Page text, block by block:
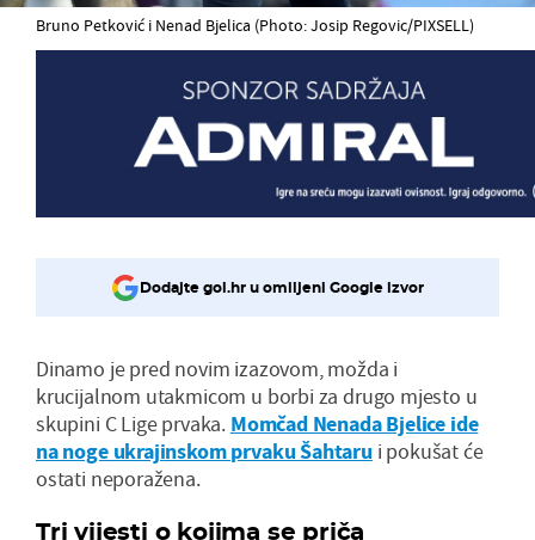
Bruno Petković i Nenad Bjelica (Photo: Josip Regovic/PIXSELL)
Dodajte gol.hr u omiljeni Google izvor
Dinamo je pred novim izazovom, možda i
krucijalnom utakmicom u borbi za drugo mjesto u
skupini C Lige prvaka. Momčad Nenada Bjelice ide
na noge ukrajinskom prvaku Šahtaru i pokušat će
ostati neporažena.
Tri vijesti o kojima se priča